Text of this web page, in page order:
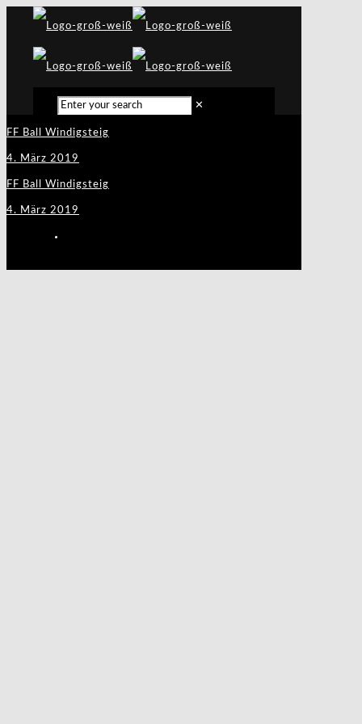
✕
FF Ball Windigsteig
4. März 2019
FF Ball Windigsteig
4. März 2019